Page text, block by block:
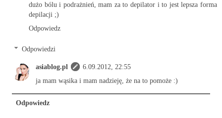
dużo bólu i podrażnień, mam za to depilator i to jest lepsza forma
depilacji ;)
Odpowiedz
Odpowiedzi
asiablog.pl
6.09.2012, 22:55
ja mam wąsika i mam nadzieję, że na to pomoże :)
Odpowiedz